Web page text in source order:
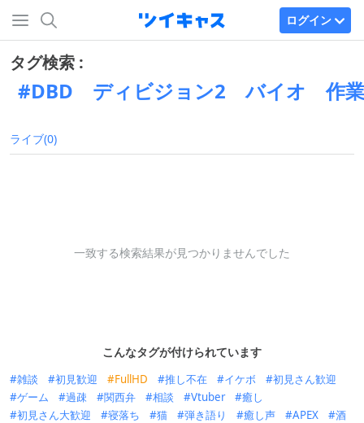
ログイン
タグ検索 :
DBD ディビジョン2 バイオ 作
ライブ(0)
一致する検索結果が見つかりませんでした
こんなタグが付けられています
雑談 初見歓迎 FullHD 推し不在 イケボ
初見さん歓迎
ゲーム
過疎 関西弁 相談 Vtuber
癒し
初見さん大歓迎
寝落ち 猫 弾き語り 癒し声 APEX
酒